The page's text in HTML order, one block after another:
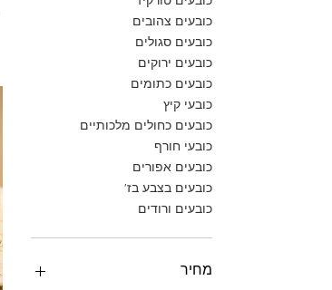
כובעים צהובים
כובעים סגולים
כובעים ירוקים
כובעים כתומים
כובעי קיץ
כובעים כחולים מלכותיים
כובעי חורף
כובעים אפורים
כובעים בצבע בז'
כובעים ורודים
מחיר